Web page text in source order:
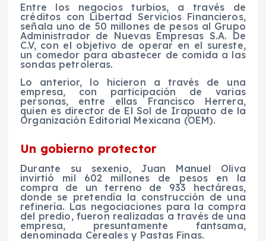
Entre los negocios turbios, a través de
créditos con Libertad Servicios Financieros,
señala uno de 50 millones de pesos al Grupo
Administrador de Nuevas Empresas S.A. De
C.V, con el objetivo de operar en el sureste,
un comedor para abastecer de comida a las
sondas petroleras.
Lo anterior, lo hicieron a través de una
empresa, con participación de varias
personas, entre ellas Francisco Herrera,
quien es director de El Sol de Irapuato de la
Organización Editorial Mexicana (OEM).
Un gobierno protector
Durante su sexenio, Juan Manuel Oliva
invirtió mil 602 millones de pesos en la
compra de un terreno de 933 hectáreas,
donde se pretendía la construcción de una
refinería. Las negociaciones para la compra
del predio, fueron realizadas a través de una
empresa, presuntamente fantsama,
denominada Cereales y Pastas Finas.